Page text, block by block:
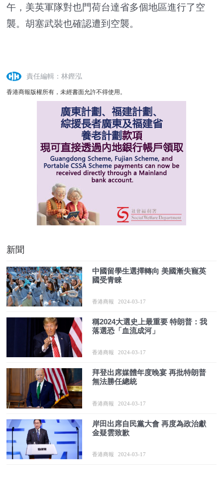
午，美英軍隊對也門荷台達省多個地區進行了空
襲。胡塞武裝也確認遭到空襲。
責任編輯：林鏗泓
香港商報版權所有，未經書面允許不得使用。
新聞
中國留學生選擇轉向 美國漸失寵英
國受青睞
香港商報 2024-03-17
稱2024大選史上最重要 特朗普：我
落選恐「血流成河」
香港商報 2024-03-17
拜登出席媒體年度晚宴 再批特朗普
無法勝任總統
香港商報 2024-03-17
岸田出席自民黨大會 再度為政治獻
金疑雲致歉
香港商報 2024-03-17